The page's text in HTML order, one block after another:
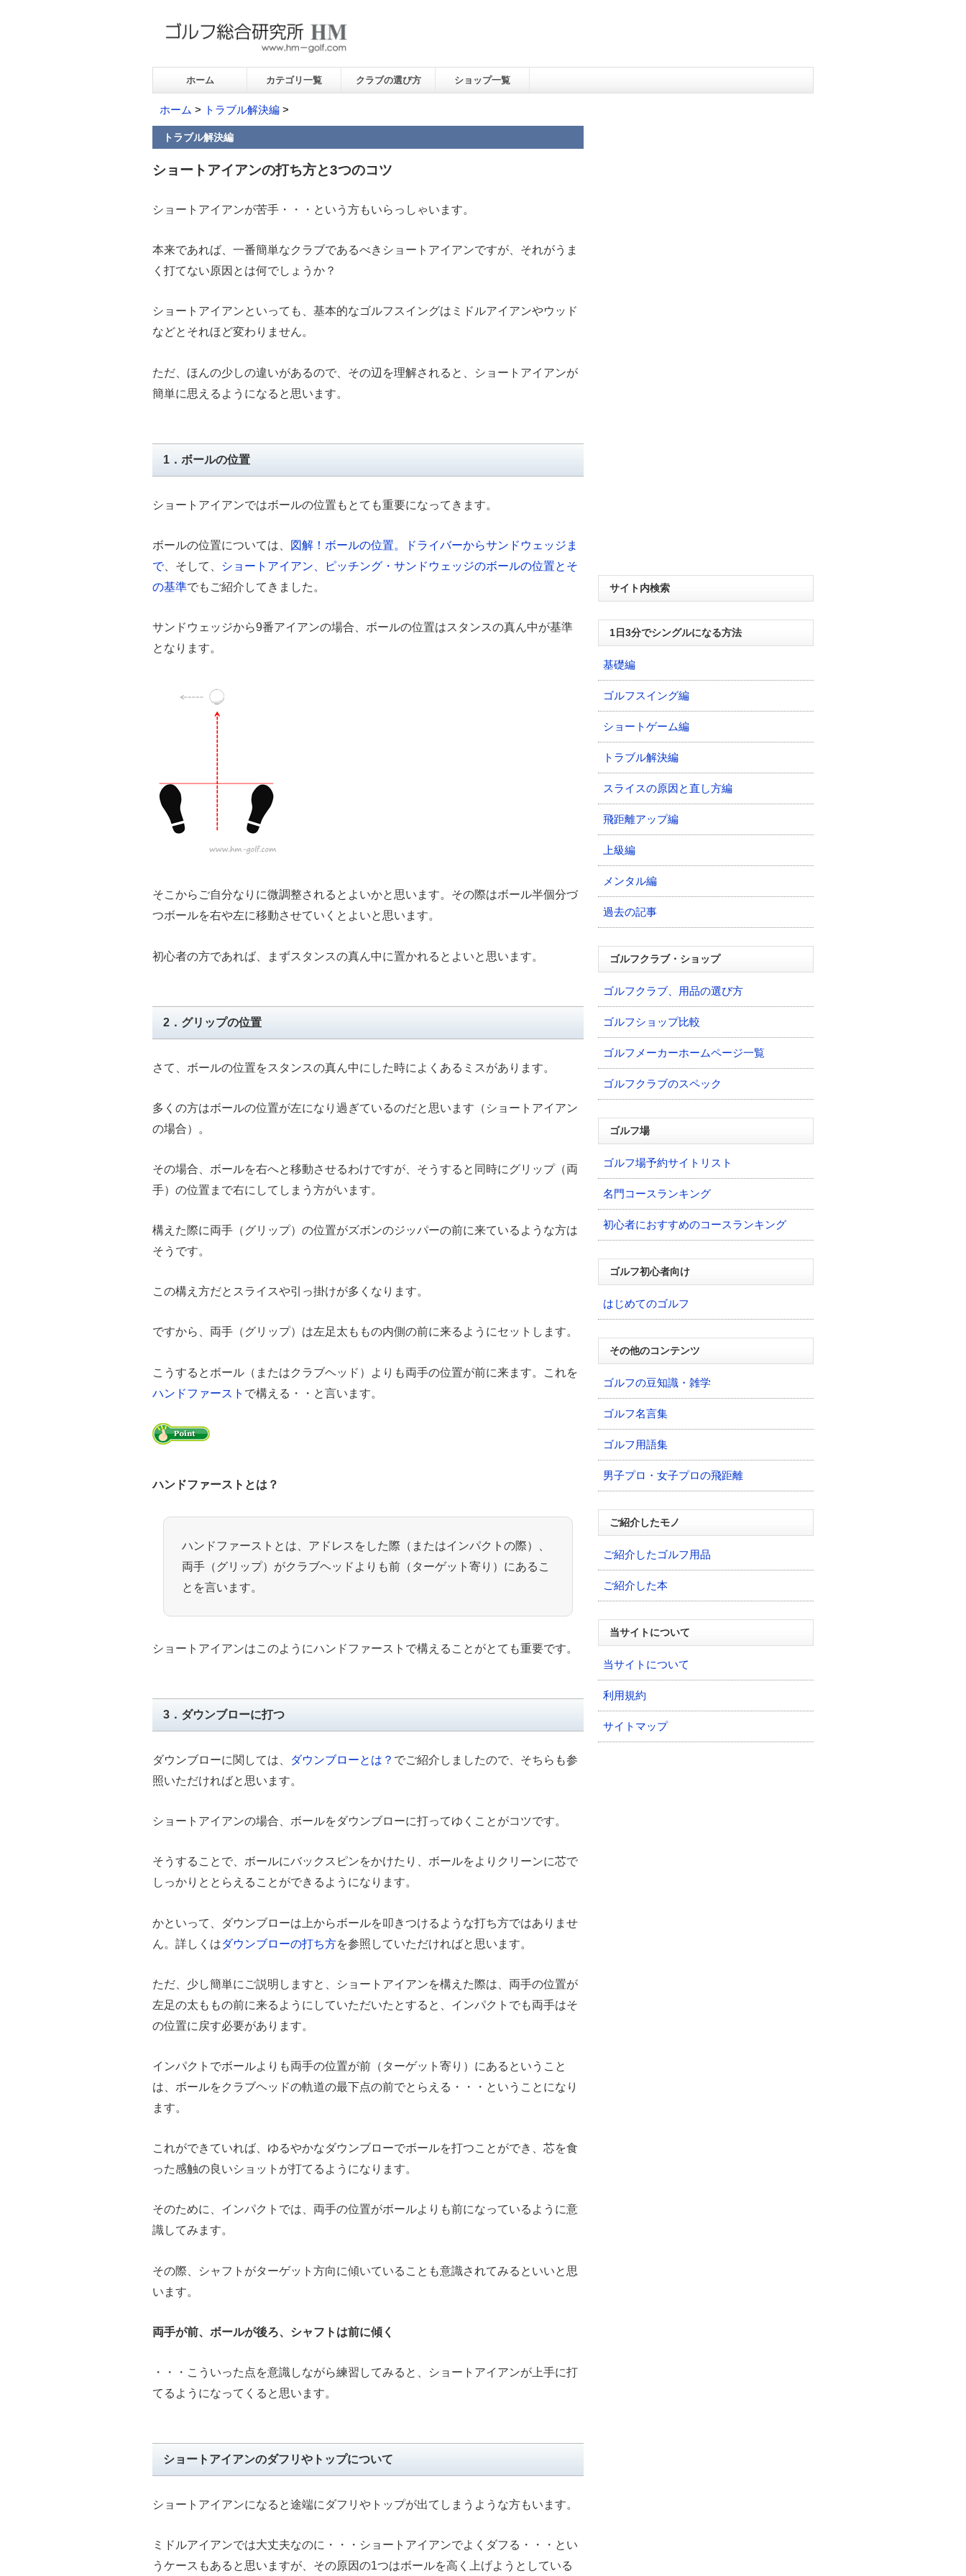
ホーム カテゴリ一覧 クラブの選び方 ショップ一覧
ホーム > トラブル解決編 >
トラブル解決編
ショートアイアンの打ち方と3つのコツ
ショートアイアンが苦手・・・という方もいらっしゃいます。
本来であれば、一番簡単なクラブであるべきショートアイアンですが、それがうま
く打てない原因とは何でしょうか？
ショートアイアンといっても、基本的なゴルフスイングはミドルアイアンやウッド
などとそれほど変わりません。
ただ、ほんの少しの違いがあるので、その辺を理解されると、ショートアイアンが
簡単に思えるようになると思います。
1．ボールの位置
ショートアイアンではボールの位置もとても重要になってきます。
ボールの位置については、
図解！ボールの位置。ドライバーからサンドウェッジま
で、そして、
ショートアイアン、ピッチング・サンドウェッジのボールの位置とそ
の基準でもご紹介してきました。
サンドウェッジから9番アイアンの場合、ボールの位置はスタンスの真ん中が基準
となります。
そこからご自分なりに微調整されるとよいかと思います。その際はボール半個分づ
つボールを右や左に移動させていくとよいと思います。
初心者の方であれば、まずスタンスの真ん中に置かれるとよいと思います。
2．グリップの位置
さて、ボールの位置をスタンスの真ん中にした時によくあるミスがあります。
多くの方はボールの位置が左になり過ぎているのだと思います（ショートアイアン
の場合）。
その場合、ボールを右へと移動させるわけですが、そうすると同時にグリップ（両
手）の位置まで右にしてしまう方がいます。
構えた際に両手（グリップ）の位置がズボンのジッパーの前に来ているような方は
そうです。
この構え方だとスライスや引っ掛けが多くなります。
ですから、両手（グリップ）は左足太ももの内側の前に来るようにセットします。
こうするとボール（またはクラブヘッド）よりも両手の位置が前に来ます。これを
ハンドファースト で構える・・と言います。
ハンドファーストとは？
ハンドファーストとは、アドレスをした際（またはインパクトの際）、
両手（グリップ）がクラブヘッドよりも前（ターゲット寄り）にあるこ
とを言います。
ショートアイアンはこのようにハンドファーストで構えることがとても重要です。
3．ダウンブローに打つ
ダウンブローに関しては、 ダウンブローとは？ でご紹介しましたので、そちらも参
照いただければと思います。
ショートアイアンの場合、ボールをダウンブローに打ってゆくことがコツです。
そうすることで、ボールにバックスピンをかけたり、ボールをよりクリーンに芯で
しっかりととらえることができるようになります。
かといって、ダウンブローは上からボールを叩きつけるような打ち方ではありませ
ん。詳しくはダウンブローの打ち方を参照していただければと思います。
ただ、少し簡単にご説明しますと、ショートアイアンを構えた際は、両手の位置が
左足の太ももの前に来るようにしていただいたとすると、インパクトでも両手はそ
の位置に戻す必要があります。
インパクトでボールよりも両手の位置が前（ターゲット寄り）にあるということ
は、ボールをクラブヘッドの軌道の最下点の前でとらえる・・・ということになり
ます。
これができていれば、ゆるやかなダウンブローでボールを打つことができ、芯を食
った感触の良いショットが打てるようになります。
そのために、インパクトでは、両手の位置がボールよりも前になっているように意
識してみます。
その際、シャフトがターゲット方向に傾いていることも意識されてみるといいと思
います。
両手が前、ボールが後ろ、シャフトは前に傾く
・・・こういった点を意識しながら練習してみると、ショートアイアンが上手に打
てるようになってくると思います。
ショートアイアンのダフリやトップについて
ショートアイアンになると途端にダフリやトップが出てしまうような方もいます。
ミドルアイアンでは大丈夫なのに・・・ショートアイアンでよくダフる・・・とい
うケースもあると思いますが、その原因の1つはボールを高く上げようとしている
サイト内検索
1日3分でシングルになる方法
基礎編
ゴルフスイング編
ショートゲーム編
トラブル解決編
スライスの原因と直し方編
飛距離アップ編
上級編
メンタル編
過去の記事
ゴルフクラブ・ショップ
ゴルフクラブ、用品の選び方
ゴルフショップ比較
ゴルフメーカーホームページ一覧
ゴルフクラブのスペック
ゴルフ場
ゴルフ場予約サイトリスト
名門コースランキング
初心者におすすめのコースランキング
ゴルフ初心者向け
はじめてのゴルフ
その他のコンテンツ
ゴルフの豆知識・雑学
ゴルフ名言集
ゴルフ用語集
男子プロ・女子プロの飛距離
ご紹介したモノ
ご紹介したゴルフ用品
ご紹介した本
当サイトについて
当サイトについて
利用規約
サイトマップ